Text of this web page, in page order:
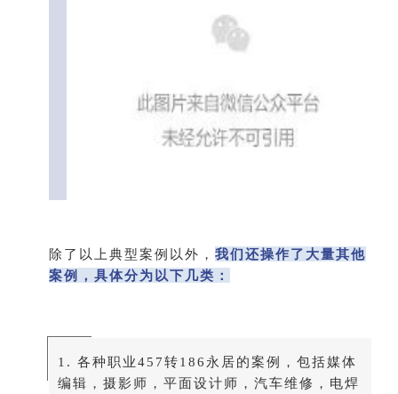
除了以上典型案例以外， 我们还操作了大量其他
案例，具体分为以下几类：
1. 各种职业457转186永居的案例，包括媒体
编辑，摄影师，平面设计师，汽车维修，电焊